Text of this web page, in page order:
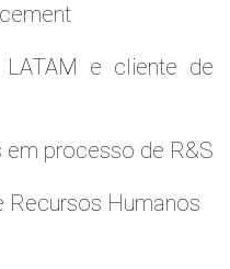
e cliente de
em processo de R&S
Recursos Humanos